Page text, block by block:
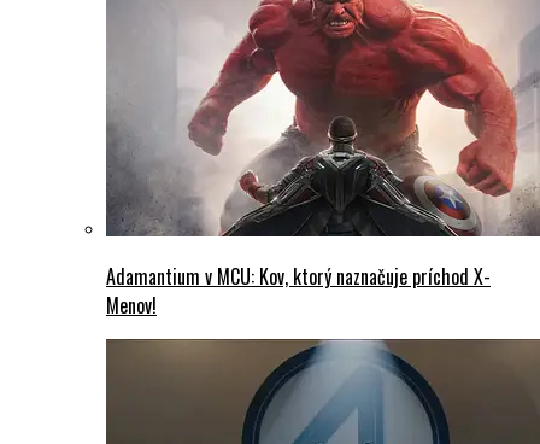
Adamantium v MCU: Kov, ktorý naznačuje príchod X-
Menov!